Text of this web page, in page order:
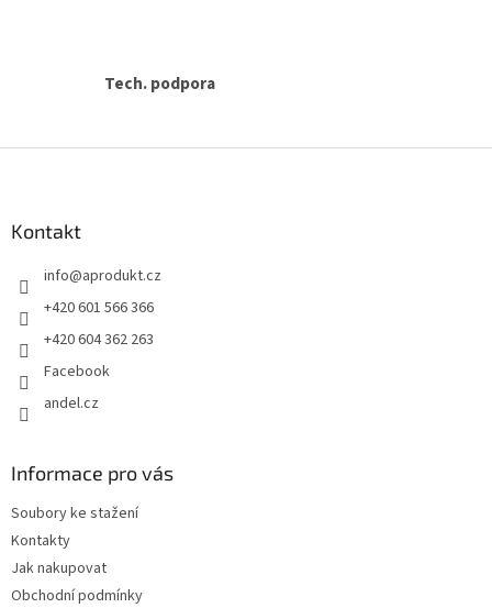
Tech. podpora
Kontakt
info@aprodukt.cz
+420 601 566 366
+420 604 362 263
Facebook
andel.cz
Informace pro vás
Soubory ke stažení
Kontakty
Jak nakupovat
Obchodní podmínky